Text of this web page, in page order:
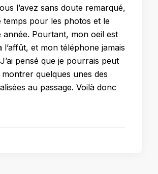
l’avez sans doute remarqué,
temps pour les photos et le
année. Pourtant, mon oeil est
l’affût, et mon téléphone jamais
pensé que je pourrais peut
quelques unes des
au passage. Voilà donc